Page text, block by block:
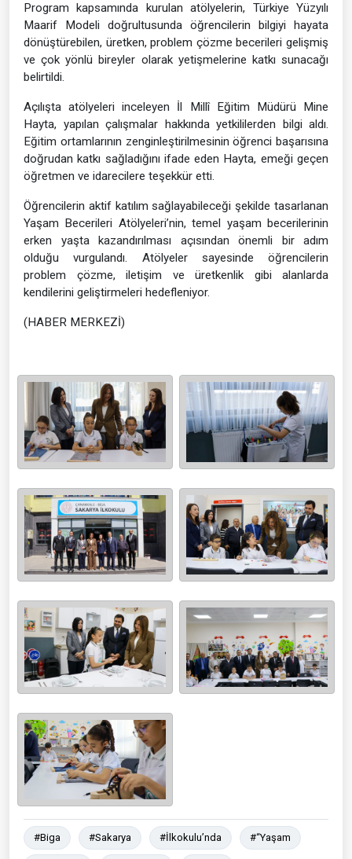
Program kapsamında kurulan atölyelerin, Türkiye Yüzyılı
Maarif Modeli doğrultusunda öğrencilerin bilgiyi hayata
dönüştürebilen, üretken, problem çözme becerileri gelişmiş
ve çok yönlü bireyler olarak yetişmelerine katkı sunacağı
belirtildi.
Açılışta atölyeleri inceleyen İl Millî Eğitim Müdürü Mine
Hayta, yapılan çalışmalar hakkında yetkililerden bilgi aldı.
Eğitim ortamlarının zenginleştirilmesinin öğrenci başarısına
doğrudan katkı sağladığını ifade eden Hayta, emeği geçen
öğretmen ve idarecilere teşekkür etti.
Öğrencilerin aktif katılım sağlayabileceği şekilde tasarlanan
Yaşam Becerileri Atölyeleri’nin, temel yaşam becerilerinin
erken yaşta kazandırılması açısından önemli bir adım
olduğu vurgulandı. Atölyeler sayesinde öğrencilerin
problem çözme, iletişim ve üretkenlik gibi alanlarda
kendilerini geliştirmeleri hedefleniyor.
(HABER MERKEZİ)
#Biga #Sakarya #İlkokulu’nda #“Yaşam